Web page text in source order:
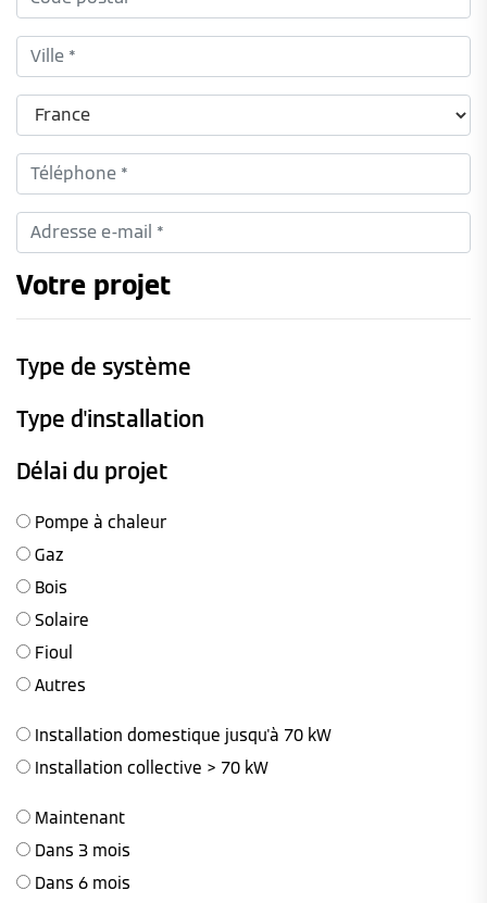
Votre projet
Type de système
Type d'installation
Délai du projet
Pompe à chaleur
Gaz
Bois
Solaire
Fioul
Autres
Installation domestique jusqu'à 70 kW
Installation collective > 70 kW
Maintenant
Dans 3 mois
Dans 6 mois